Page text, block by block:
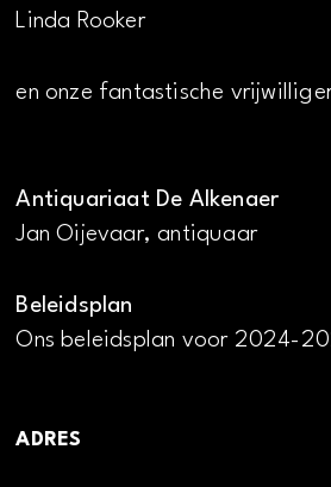
Linda Rooker
en onze fantastische
Antiquariaat De Alkenaer
Jan Oijevaar, antiquaar
Beleidsplan
Ons beleidsplan voor 2024-
ADRES